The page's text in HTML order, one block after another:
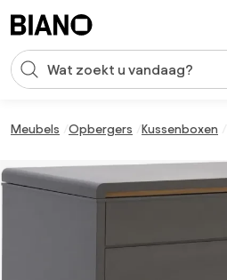
Zoekopdracht invoeren
Meubels Opbergers Kussenboxen